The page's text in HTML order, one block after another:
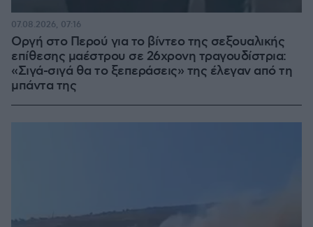
Οργή στο Περού για το βίντεο της σεξουαλικής
επίθεσης μαέστρου σε 26χρονη τραγουδίστρια:
«Σιγά-σιγά θα το ξεπεράσεις» της έλεγαν από τη
μπάντα της
07.08.2026, 07:16